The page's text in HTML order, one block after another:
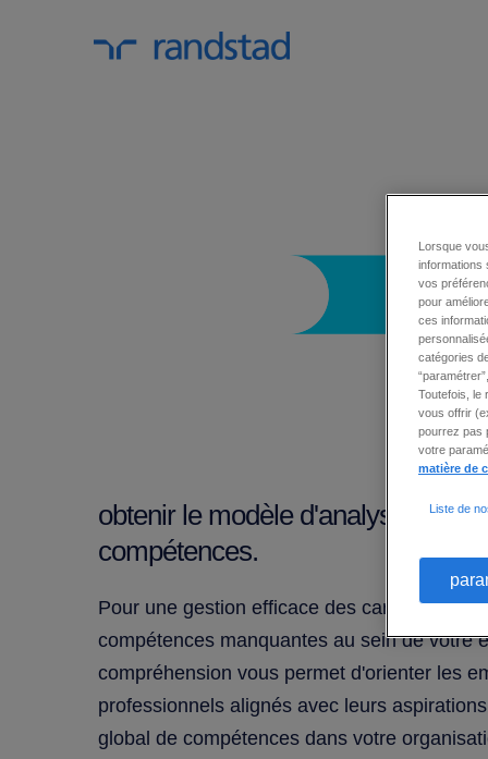
obtenir le modèle d'analyse des
compétences.
Pour une gestion efficace des carrières, il
compétences manquantes au sein de votre
compréhension vous permet d'orienter les
professionnels alignés avec leurs
global de compétences dans votre
Lorsque
informations
vos
pour
ces
catégories
Toutefois, le
vous offrir
pourrez pas
votre
matière de
Liste de